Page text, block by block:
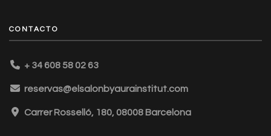
CONTACTO
+ 34 608 58 02 63
reservas@elsalonbyaurainstitut.com
Carrer Rosselló, 180, 08008 Barcelona